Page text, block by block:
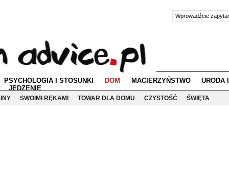
PSYCHOLOGIA I STOSUNKI DOM MACIERZYŃSTWO
URODA
JEDZENIE
SWOIMI RĘKAMI TOWAR DLA DOMU CZYSTOŚĆ ŚWIĘTA